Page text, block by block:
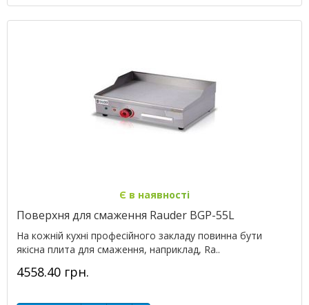
Є в наявності
Поверхня для смаження Rauder BGP-55L
На кожній кухні професійного закладу повинна бути
якісна плита для смаження, наприклад, Ra..
4558.40 грн.